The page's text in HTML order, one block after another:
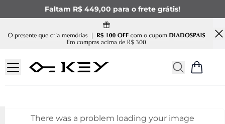
Faltam R$ 449,00 para o frete grátis!
There was a problem loading your image